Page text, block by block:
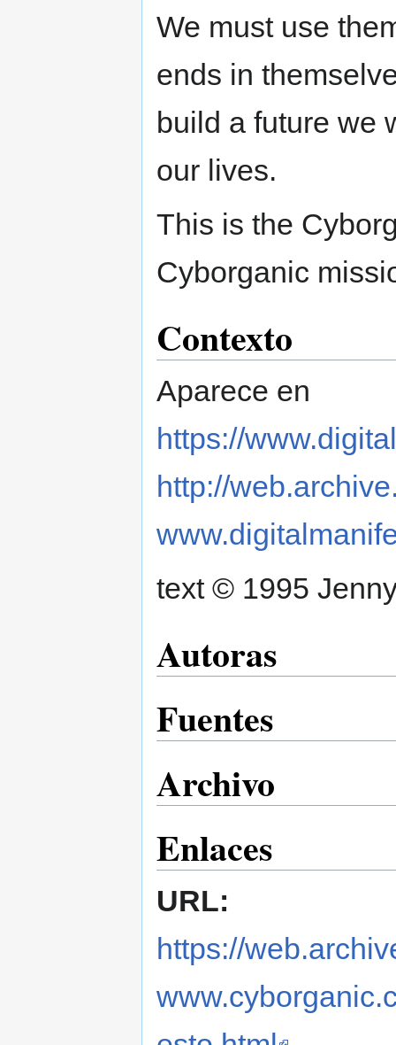
We must use
ends in
build a future we
our lives.
This is the
Cyborganic
Contexto
Aparece en
https://
http://
text © 1995
Autoras
Fuentes
Archivo
Enlaces
URL:
https://